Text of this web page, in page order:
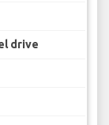
drive